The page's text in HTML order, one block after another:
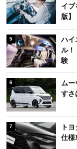
イブ
版】
5
ハイ
ル！
験
6
ムー
すさ
7
ト
仕様